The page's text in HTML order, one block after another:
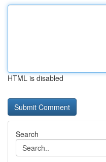
HTML is disabled
Search